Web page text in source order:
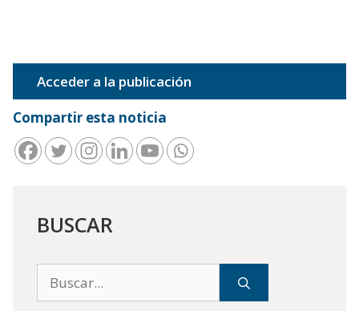
Acceder a la publicación
Compartir esta noticia
BUSCAR